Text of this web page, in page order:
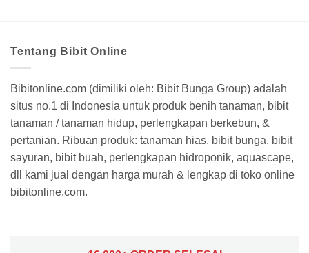
Tentang Bibit Online
Bibitonline.com (dimiliki oleh: Bibit Bunga Group) adalah
situs no.1 di Indonesia untuk produk benih tanaman, bibit
tanaman / tanaman hidup, perlengkapan berkebun, &
pertanian. Ribuan produk: tanaman hias, bibit bunga, bibit
sayuran, bibit buah, perlengkapan hidroponik, aquascape,
dll kami jual dengan harga murah & lengkap di toko online
bibitonline.com.